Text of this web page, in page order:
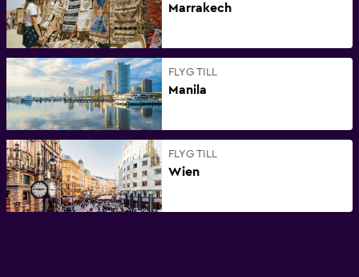
Marrakech
FLYG TILL
Manila
FLYG TILL
Wien